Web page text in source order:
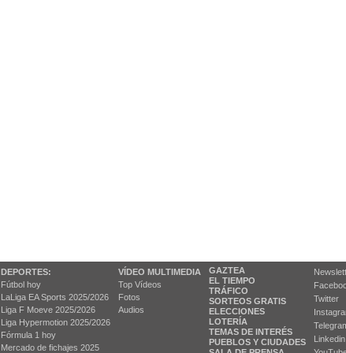
DEPORTES:
Fútbol hoy
LaLiga EA Sports 2025/2026
Liga F Moeve 2025/2026
Liga Hypermotion 2025/2026
Fórmula 1 hoy
Mercado de fichajes 2025
VÍDEO MULTIMEDIA
Top Vídeos
Fotos
Audios
GAZTEA
EL TIEMPO
TRÁFICO
SORTEOS GRATIS
ELECCIONES
LOTERÍA
TEMAS DE INTERÉS
PUEBLOS Y CIUDADES
Twitter
Linkedin